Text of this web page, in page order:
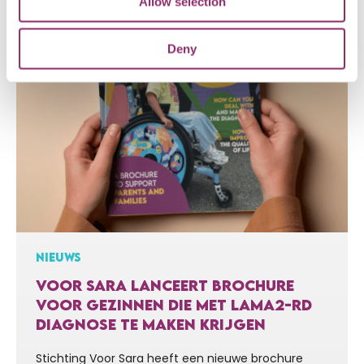
Deny
NIEUWS
VOOR SARA LANCEERT BROCHURE
VOOR GEZINNEN DIE MET LAMA2-RD
DIAGNOSE TE MAKEN KRIJGEN
Stichting Voor Sara heeft een nieuwe brochure